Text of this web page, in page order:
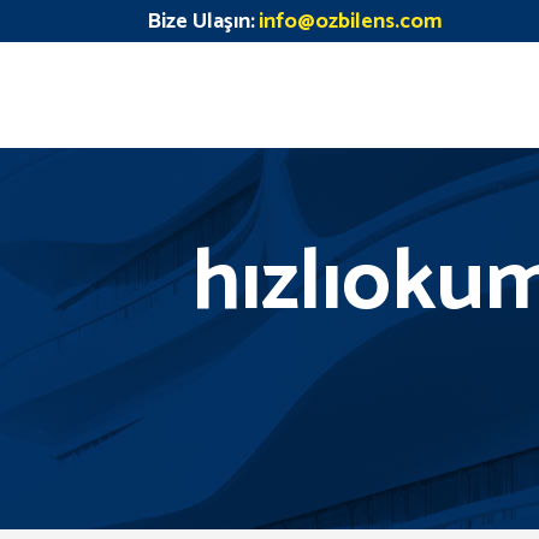
Bize Ulaşın:info@ozbilens.com